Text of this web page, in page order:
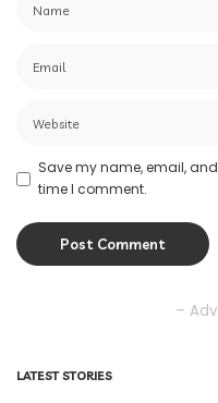
Save my name, email,
time I comment.
–
LATEST STORIES